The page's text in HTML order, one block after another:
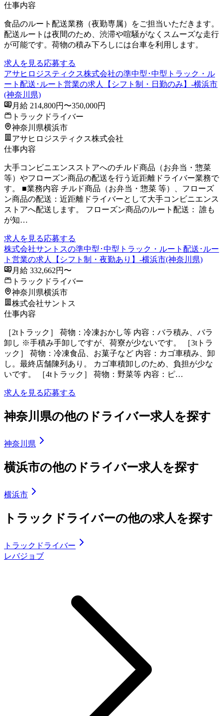
仕事内容
食品のルート配送業務（夜勤専属）をご担当いただきます。
配送ルートは夜間のため、渋滞や喧騒がなくスムーズな走行
が可能です。荷物の積み下ろしには台車を利用します。
求人を見る応募する
アサヒロジスティクス株式会社の準中型･中型トラック・ル
ート配送･ルート営業の求人【シフト制・日勤のみ】-横浜市
(神奈川県)
月給 214,800円〜350,000円
トラックドライバー
神奈川県横浜市
アサヒロジスティクス株式会社
仕事内容
大手コンビニエンスストアへのチルド商品（お弁当・惣菜
等）やフローズン商品の配送を行う近距離ドライバー業務で
す。 ■業務内容 チルド商品（お弁当・惣菜 等）、フローズ
ン商品の配送：近距離ドライバーとして大手コンビニエンス
ストアへ配送します。 フローズン商品のルート配送： 誰も
が知…
求人を見る応募する
株式会社サントスの準中型･中型トラック・ルート配送･ルー
ト営業の求人【シフト制・夜勤あり】-横浜市(神奈川県)
月給 332,662円〜
トラックドライバー
神奈川県横浜市
株式会社サントス
仕事内容
［2tトラック］ 荷物：冷凍おかし等 内容：バラ積み、バラ
卸し ※手積み手卸しですが、荷寮が少ないです。 ［3tトラ
ック］ 荷物：冷凍食品、お菓子など 内容：カゴ車積み、卸
し。最終店舗陳列あり。 カゴ車積卸しのため、負担が少な
いです。 ［4tトラック］ 荷物：野菜等 内容：ピ…
求人を見る応募する
神奈川県の他のドライバー求人を探す
神奈川県
横浜市の他のドライバー求人を探す
横浜市
トラックドライバーの他の求人を探す
トラックドライバー
レバジョブ